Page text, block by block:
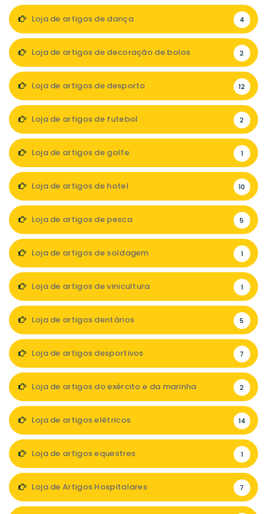
Loja de artigos de dança 4
Loja de artigos de decoração de bolos 2
Loja de artigos de desporto 12
Loja de artigos de futebol 2
Loja de artigos de golfe 1
Loja de artigos de hotel 10
Loja de artigos de pesca 5
Loja de artigos de soldagem 1
Loja de artigos de vinicultura 1
Loja de artigos dentários 5
Loja de artigos desportivos 7
Loja de artigos do exército e da marinha 2
Loja de artigos elétricos 14
Loja de artigos equestres 1
Loja de Artigos Hospitalares 7